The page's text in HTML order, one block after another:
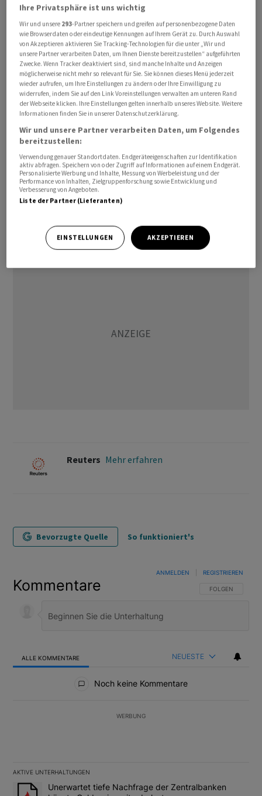
​Zigman tritt die Nachfolge von Boris Vujcic an, der das
Amt am 31. Mai niedergelegt ‌hatte, um im EZB-
Direktorium Vizepräsident der Europäischen
Zentralbank (EZB) zu werden. ​Zigman rückt auf Vujcics
in dem Gremium, das über die Zinspolitik entscheidet. ​
Es ​setzt sich aus ⁠den sechs Mitgliedern ​des
Direktoriums ⁠sowie den Chefs der nationalen
‌Zentralbanken der Euro-Länder zusammen.
(Reuters)
Reuters Mehr erfahren
Bevorzugte Quelle So funktioniert's
Kommentare FOLGE DIESER
FOLGEN
ANMELDEN REGISTRIEREN
ALLE KOMMENTARE NEUESTE
Noch keine Kommentare
WERBUNG
AKTIVE UNTERHALTUNGEN
Das Folgende ist eine Liste der am meisten kommentierten
Ein Trendartikel mit dem Titel "Unerwartet tiefe Nachfrage der
Unerwartet tiefe Nachfrage der Zentralbanken
Ihre Privatsphäre ist uns wichtig
Wir und unsere 293-Partner speichern und greifen auf personenbezogene Daten
wie Browserdaten oder eindeutige Kennungen auf Ihrem Gerät zu. Durch Auswahl
von Akzeptieren aktivieren Sie Tracking-Technologien für die unter „Wir und
unsere Partner verarbeiten Daten, um Ihnen Dienste bereitzustellen“ aufgeführten
Zwecke. Wenn Tracker deaktiviert sind, sind manche Inhalte und Anzeigen
möglicherweise nicht mehr so relevant für Sie. Sie können dieses Menü jederzeit
wieder aufrufen, um Ihre Einstellungen zu ändern oder Ihre Einwilligung zu
widerrufen, indem Sie auf den Link Voreinstellungen verwalten am unteren Rand
der Webseite klicken. Ihre Einstellungen gelten innerhalb unseres Website. Weitere
Informationen finden Sie in unserer Datenschutzerklärung.
Wir und unsere Partner verarbeiten Daten, um Folgendes
bereitzustellen:
Verwendung genauer Standortdaten. Endgeräteeigenschaften zur Identifikation
aktiv abfragen. Speichern von oder Zugriff auf Informationen auf einem Endgerät.
Personalisierte Werbung und Inhalte, Messung von Werbeleistung und der
Performance von Inhalten, Zielgruppenforschung sowie Entwicklung und
Verbesserung von Angeboten.
Liste der Partner (Lieferanten)
EINSTELLUNGEN AKZEPTIEREN